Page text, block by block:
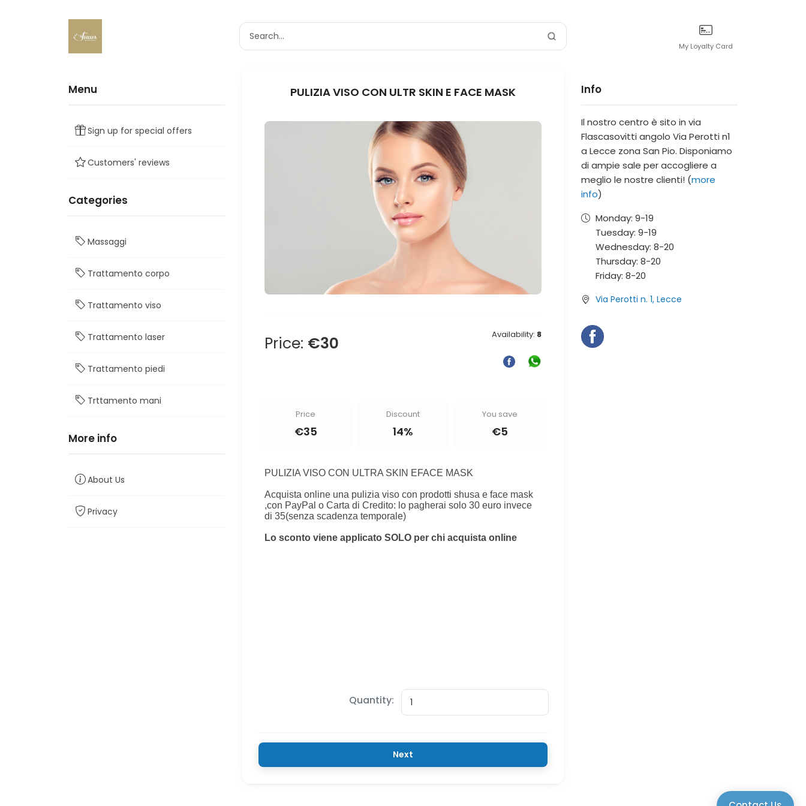
My Loyalty Card
Menu
Sign up for special offers
Customers' reviews
Categories
Massaggi
Trattamento corpo
Trattamento viso
Trattamento laser
Trattamento piedi
Trttamento mani
More info
About Us
Privacy
PULIZIA VISO CON ULTR SKIN E FACE MASK
Price: €30 Availability: 8
Price
€35
Discount
14%
You save
€5
Quantity:
Next
Info
Il nostro centro è sito in via
Flascasovitti angolo Via Perotti n1
a Lecce zona San Pio. Disponiamo
di ampie sale per accogliere a
meglio le nostre clienti! (more
info)
Monday: 9-19
Tuesday: 9-19
Wednesday: 8-20
Thursday: 8-20
Friday: 8-20
Via Perotti n. 1, Lecce